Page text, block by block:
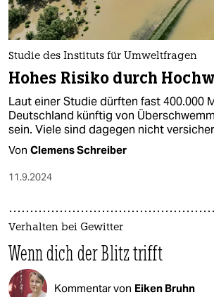
Studie des Instituts für Umweltfragen
Hohes Risiko durch
Laut einer Studie dürften fast 400.000
Deutschland künftig von
sein. Viele sind dagegen nicht
Von Clemens Schreiber
11.9.2024
Verhalten bei Gewitter
Wenn dich der Blitz trifft
Kommentar von Eiken Bruhn